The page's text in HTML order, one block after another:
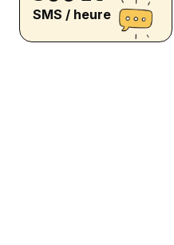
SMS / heure